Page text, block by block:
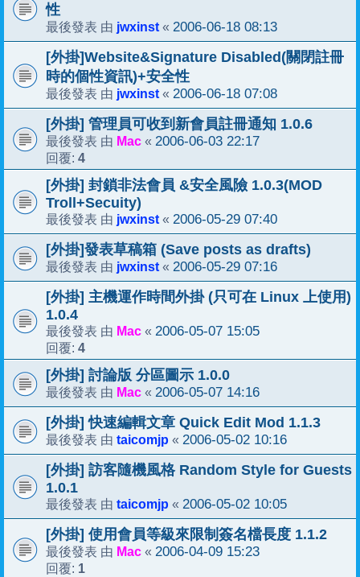
性
最後發表 由 jwxinst « 2006-06-18 08:13
[外掛]Website&Signature Disabled(關閉註冊
時的個性資訊)+安全性
最後發表 由 jwxinst « 2006-06-18 07:08
[外掛] 管理員可收到新會員註冊通知 1.0.6
最後發表 由 Mac « 2006-06-03 22:17
回覆: 4
[外掛] 封鎖非法會員 &安全風險 1.0.3(MOD
Troll+Secuity)
最後發表 由 jwxinst « 2006-05-29 07:40
[外掛]發表草稿箱 (Save posts as drafts)
最後發表 由 jwxinst « 2006-05-29 07:16
[外掛] 主機運作時間外掛 (只可在 Linux 上使用)
1.0.4
最後發表 由 Mac « 2006-05-07 15:05
回覆: 4
[外掛] 討論版 分區圖示 1.0.0
最後發表 由 Mac « 2006-05-07 14:16
[外掛] 快速編輯文章 Quick Edit Mod 1.1.3
最後發表 由 taicomjp « 2006-05-02 10:16
[外掛] 訪客隨機風格 Random Style for Guests
1.0.1
最後發表 由 taicomjp « 2006-05-02 10:05
[外掛] 使用會員等級來限制簽名檔長度 1.1.2
最後發表 由 Mac « 2006-04-09 15:23
回覆: 1